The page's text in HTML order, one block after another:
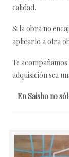
calidad.
Si la obra no
aplicarlo a otra
Te
adquisición sea
En Saisho no